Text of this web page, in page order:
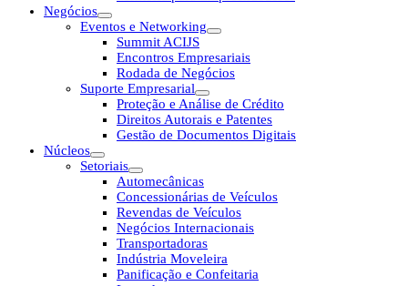
Negócios
Eventos e Networking
Summit ACIJS
Encontros Empresariais
Rodada de Negócios
Suporte Empresarial
Proteção e Análise de Crédito
Direitos Autorais e Patentes
Gestão de Documentos Digitais
Núcleos
Setoriais
Automecânicas
Concessionárias de Veículos
Revendas de Veículos
Negócios Internacionais
Transportadoras
Indústria Moveleira
Panificação e Confeitaria